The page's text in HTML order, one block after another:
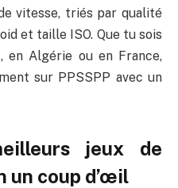
vitesse, triés par qualité
et taille ISO. Que tu sois
en Algérie ou en France,
sur PPSSPP avec un
jeux de
un coup d’œil